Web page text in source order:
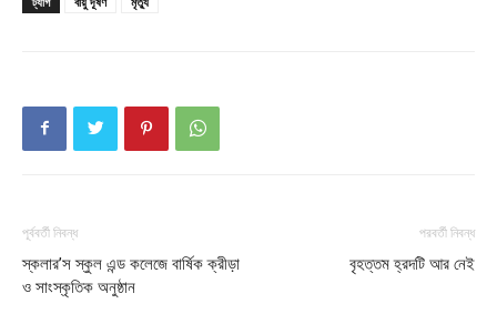
Subscription Plans
Download PhotoCard
পূর্ববর্তী নিবন্ধ
স্কলার’স স্কুল এন্ড কলেজে বার্ষিক ক্রীড়া
ও সাংস্কৃতিক অনুষ্ঠান
পরবর্তী নিবন্ধ
বৃহত্তম হ্রদটি আর নেই